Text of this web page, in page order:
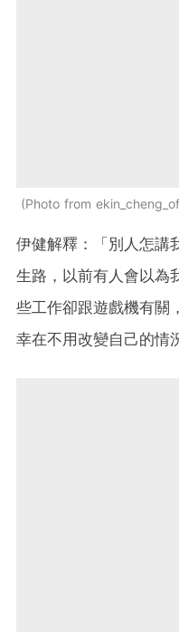
Photo from
伊健解釋：「別人怎講
生路，以前有人會以為
些工作卻跟遊戲機有關
幸在不用改變自己的情